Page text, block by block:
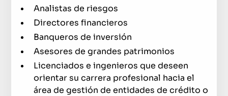
Analistas de riesgos
Directores financieros
Banqueros de inversión
Asesores de grandes patrimonios
Licenciados e ingenieros que deseen
orientar su carrera profesional hacia el
área de gestión de entidades de crédito o